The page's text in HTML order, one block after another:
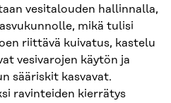
vesitalouden hallinnalla,
mikä tulisi
riittävä kuivatus, kastelu
vesivarojen käytön ja
sääriskit kasvavat.
ravinteiden kierrätys